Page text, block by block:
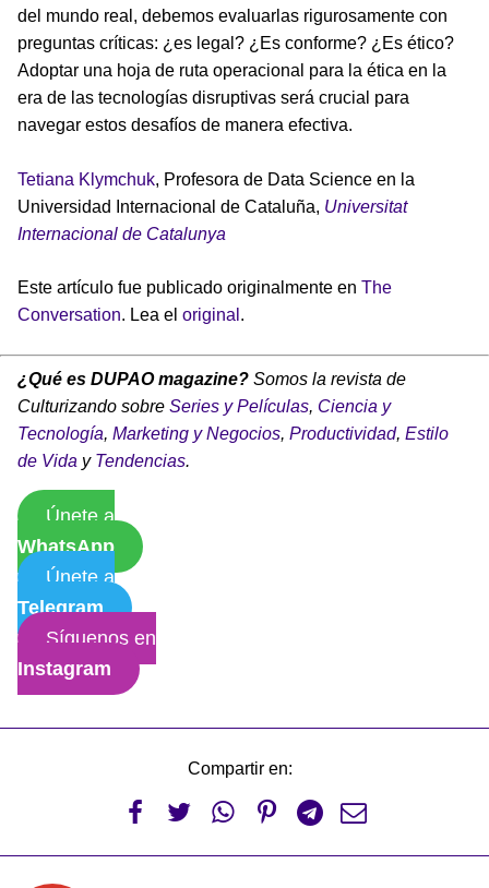
del mundo real, debemos evaluarlas rigurosamente con
preguntas críticas: ¿es legal? ¿Es conforme? ¿Es ético?
Adoptar una hoja de ruta operacional para la ética en la
era de las tecnologías disruptivas será crucial para
navegar estos desafíos de manera efectiva.
Tetiana Klymchuk, Profesora de Data Science en la
Universidad Internacional de Cataluña, Universitat
Internacional de Catalunya
Este artículo fue publicado originalmente en The
Conversation. Lea el original .
¿Qué es DUPAO magazine? Somos la revista de
Culturizando sobre Series y Películas, Ciencia y
Tecnología, Marketing y Negocios, Productividad, Estilo
de Vida y Tendencias.
Únete a
WhatsApp
Únete a
Telegram
Síguenos en
Instagram
Compartir en:
     